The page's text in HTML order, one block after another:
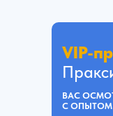
VIP-
ВАС
С ОПЫТОМ